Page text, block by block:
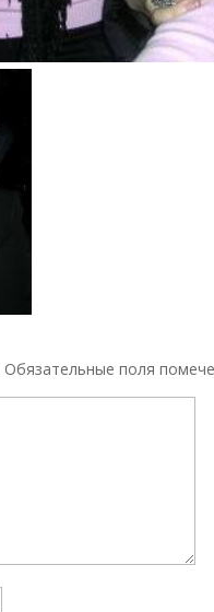
Обязательные поля